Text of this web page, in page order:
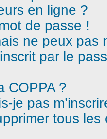
en ligne ?
de passe !
ne peux pas
par le
COPPA ?
je pas
tous les